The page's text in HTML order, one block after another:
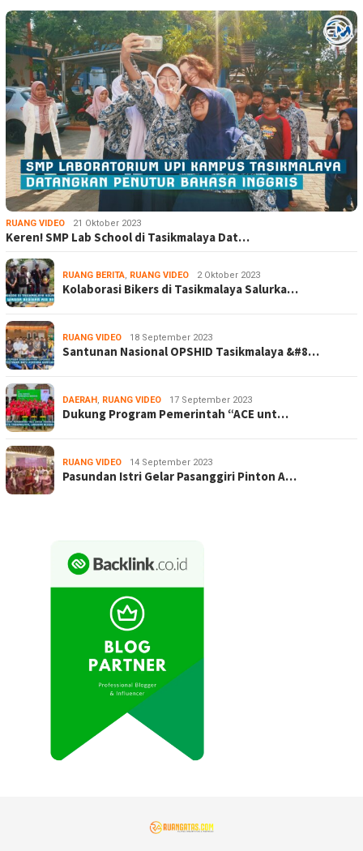
RUANG VIDEO 21 Oktober 2023
Keren! SMP Lab School di Tasikmalaya Dat…
RUANG BERITA, RUANG VIDEO 2 Oktober 2023
Kolaborasi Bikers di Tasikmalaya Salurka…
RUANG VIDEO 18 September 2023
Santunan Nasional OPSHID Tasikmalaya &#8…
DAERAH, RUANG VIDEO 17 September 2023
Dukung Program Pemerintah “ACE unt…
RUANG VIDEO 14 September 2023
Pasundan Istri Gelar Pasanggiri Pinton A…